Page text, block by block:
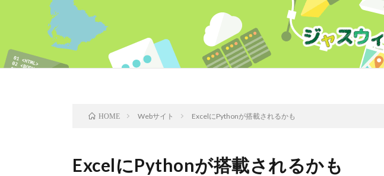
HOME Webサイト ExcelにPythonが搭載されるかも
ExcelにPythonが搭載されるかも